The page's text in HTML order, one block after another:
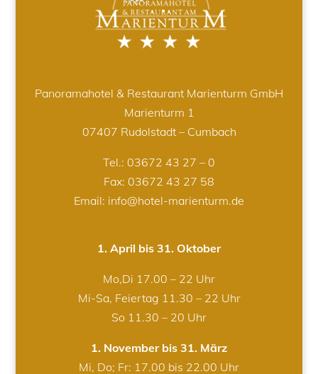
Panoramahotel & Restaurant Marienturm GmbH
Marienturm 1
07407 Rudolstadt – Cumbach
Tel.: 03672 43 27 – 0
Fax: 03672 43 27 58
Email: info@hotel-marienturm.de
1. April bis 31. Oktober
Mo,Di 17.00 – 22 Uhr
Mi-Sa, Feiertag 11.30 – 22 Uhr
So 11.30 – 20 Uhr
1. November bis 31. März
Mi, Do; Fr: 17.00 bis 22.00 Uhr